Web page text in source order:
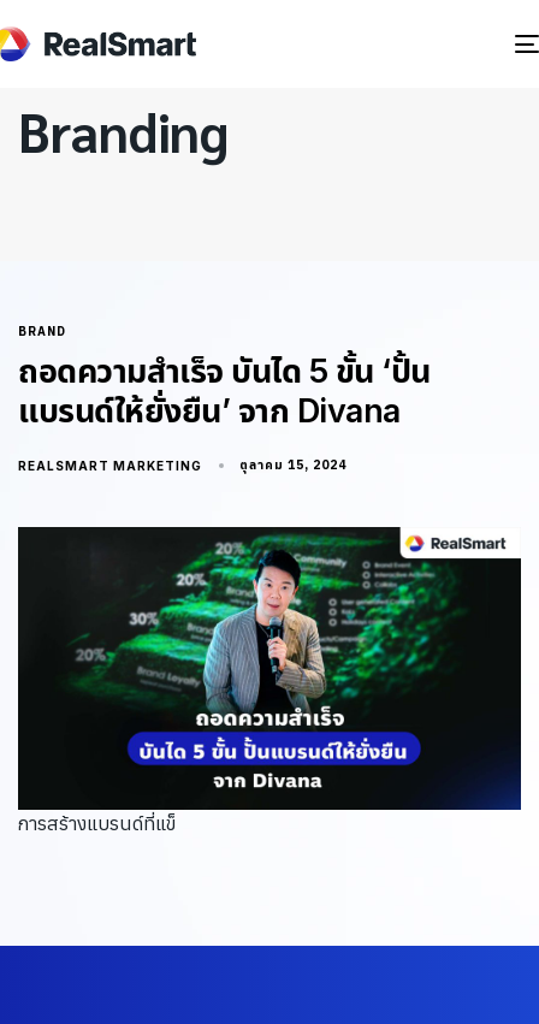
Branding
BRAND
ถอดความสำเร็จ บันได 5 ขั้น ‘ปั้น
แบรนด์ให้ยั่งยืน’ จาก Divana
REALSMART MARKETING ตุลาคม 15, 2024
การสร้างแบรนด์ที่แข็